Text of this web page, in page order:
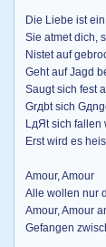
Die Liebe ist
Sie atmet dich,
Nistet auf
Geht auf Jagd
Saugt sich fest
Grдbt sich
LдЯt sich fallen
Erst wird es
Amour, Amour
Alle wollen nur
Amour, Amour
Gefangen